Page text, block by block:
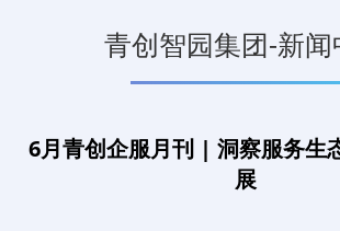
青创智园集团-新
6月青创企服月刊 | 洞察服务生
展